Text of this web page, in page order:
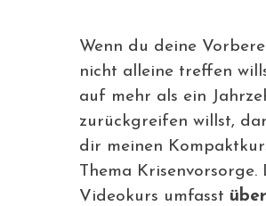
Wenn du deine
nicht alleine treffen
auf mehr als ein
zurückgreifen willst,
dir meinen
Thema Krisenvorsorge.
Videokurs umfasst